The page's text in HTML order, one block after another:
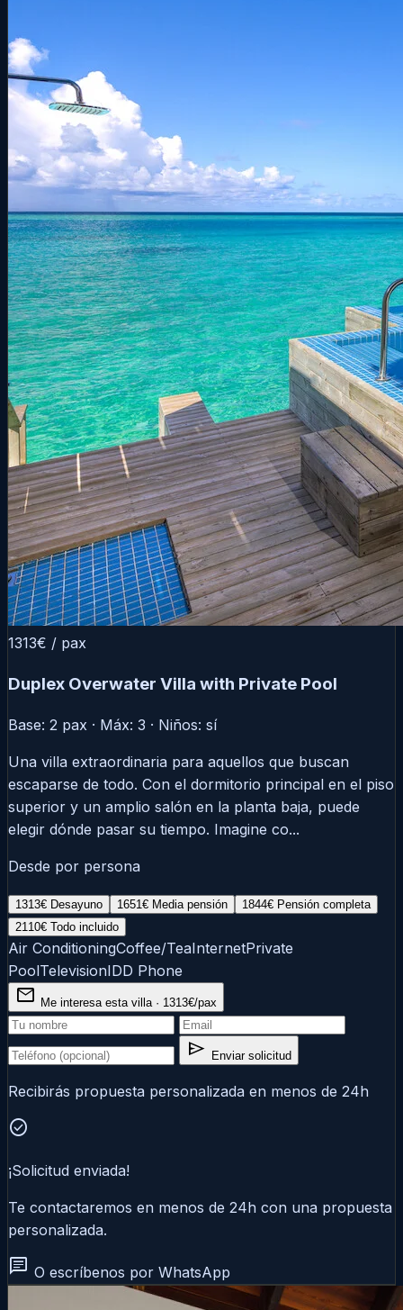
1313€ / pax
Duplex Overwater Villa with Private Pool
Base: 2 pax · Máx: 3 · Niños: sí
Una villa extraordinaria para aquellos que buscan
escaparse de todo. Con el dormitorio principal en el piso
superior y un amplio salón en la planta baja, puede
elegir dónde pasar su tiempo. Imagine co...
Desde por persona
1313€ Desayuno 1651€ Media pensión 1844€ Pensión completa
2110€ Todo incluido
Air ConditioningCoffee/TeaInternetPrivate
PoolTelevisionIDD Phone
mail Me interesa esta villa · 1313€/pax
send Enviar solicitud
Recibirás propuesta personalizada en menos de 24h
check_circle
¡Solicitud enviada!
Te contactaremos en menos de 24h con una propuesta
personalizada.
chat O escríbenos por WhatsApp